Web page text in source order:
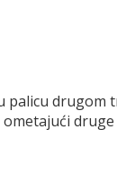
palicu drugom